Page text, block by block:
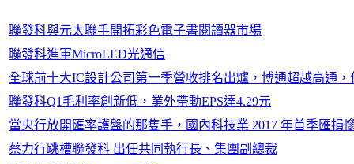
聯發科與元太聯手開拓彩色電子書閱讀器市場
聯發科進軍MicroLED光通信
全球前十大IC設計公司第一季營收排名出爐，博通超越高通，
聯發科Q1毛利率創新低，業外帶動EPS達4.29元
當央行放開匯率護盤的那隻手，國內科技業 2017 年首季匯損
蔡力行跳槽聯發科 出任共同執行長、集團副總裁